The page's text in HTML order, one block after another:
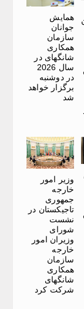
همایش
جوانان
سازمان
همکاری
شانگهای در
سال 2026
در دوشنبه
برگزار خواهد
شد
وزیر امور
خارجه
جمهوری
تاجیکستان در
نشست
شورای
وزیران امور
خارجه
سازمان
همکاری
شانگهای
شرکت کرد